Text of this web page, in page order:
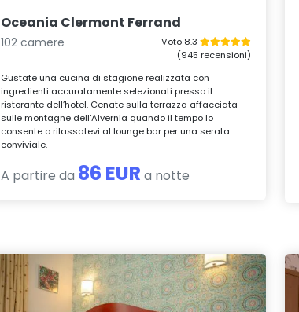
Oceania Clermont Ferrand
102 camere
Voto 8.3
(945 recensioni)
Gustate una cucina di stagione realizzata con
ingredienti accuratamente selezionati presso il
ristorante dell’hotel. Cenate sulla terrazza affacciata
sulle montagne dell’Alvernia quando il tempo lo
consente o rilassatevi al lounge bar per una serata
conviviale.
A partire da 86 EUR a notte